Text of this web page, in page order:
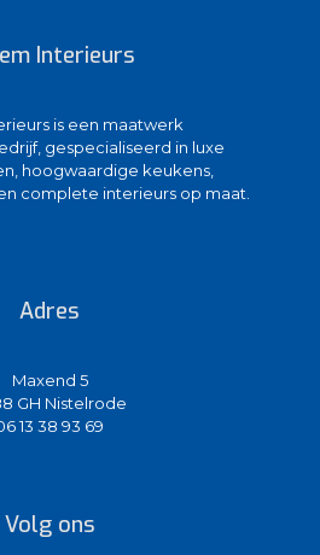
Interieurs
is een maatwerk
gespecialiseerd in luxe
hoogwaardige keukens,
complete interieurs op maat.
Adres
Maxend 5
GH Nistelrode
13 38 93 69
Volg ons